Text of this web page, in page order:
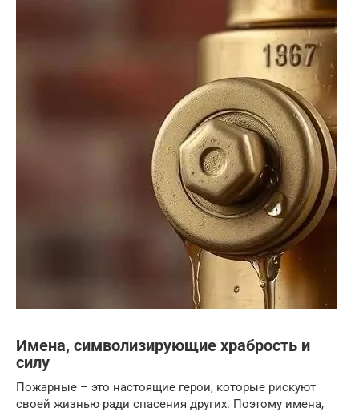
Имена, символизирующие храбрость и
силу
Пожарные – это настоящие герои, которые рискуют
своей жизнью ради спасения других. Поэтому имена,